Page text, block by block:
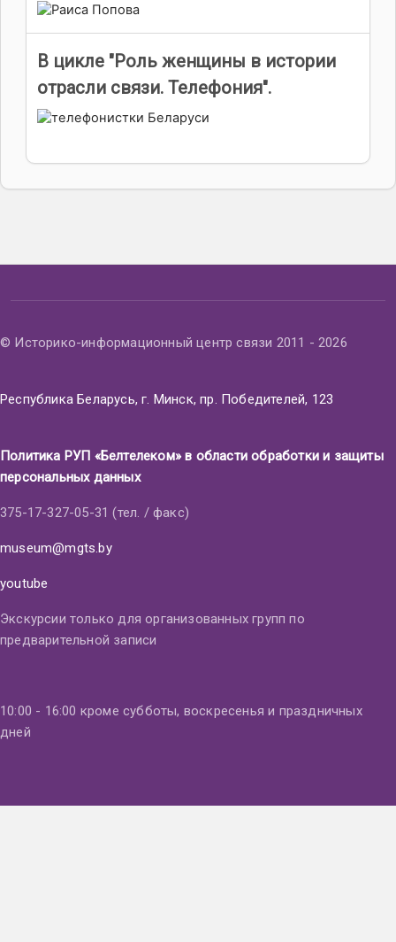
В цикле "Роль женщины в истории
отрасли связи. Телефония".
© Историко-информационный центр связи 2011 - 2026
Республика Беларусь, г. Минск, пр. Победителей, 123
Политика РУП «Белтелеком» в области обработки и защиты
персональных данных
375-17-327-05-31 (тел. / факс)
museum@mgts.by
youtube
Экскурсии только для организованных групп по
предварительной записи
10:00 - 16:00 кроме субботы, воскресенья и праздничных
дней